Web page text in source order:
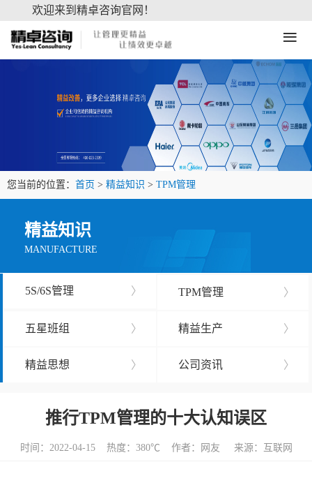
欢迎来到精卓咨询官网！
≡
您当前的位置： 首页 > 精益知识 > TPM管理
精益知识
MANUFACTURE
5S/6S管理 〉 TPM管理 〉
五星班组 〉 精益生产 〉
精益思想 〉 公司资讯 〉
推行TPM管理的十大认知误区
时间：2022-04-15 热度： 380℃ 作者：网友 来源：互联网